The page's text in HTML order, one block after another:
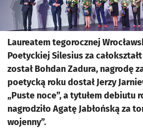
Laureatem tegorocznej
Poetyckiej Silesius za
został Bohdan Zadura, nagrodę
poetycką roku dostał Jerzy
„Puste noce”, a tytułem debiutu
nagrodziło Agatę Jabłońską za
wojenny”.